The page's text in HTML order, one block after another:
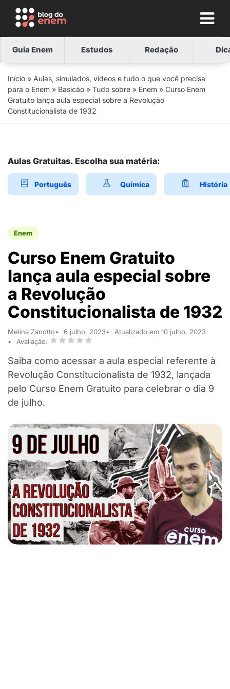
Guia Enem Estudos Redação
Início » Aulas, simulados, vídeos e tudo o que você precisa
para o Enem » Basicão » Tudo sobre » Enem » Curso Enem
Gratuito lança aula especial sobre a Revolução
Constitucionalista de 1932
Aulas Gratuitas. Escolha sua matéria:
Português Química História
Enem
Curso Enem Gratuito
lança aula especial sobre
a Revolução
Constitucionalista de 1932
Melina Zanotto 6 julho, 2023
Atualizado em 10 julho, 2023
Avaliação:
Saiba como acessar a aula especial referente à
Revolução Constitucionalista de 1932, lançada
pelo Curso Enem Gratuito para celebrar o dia 9
de julho.